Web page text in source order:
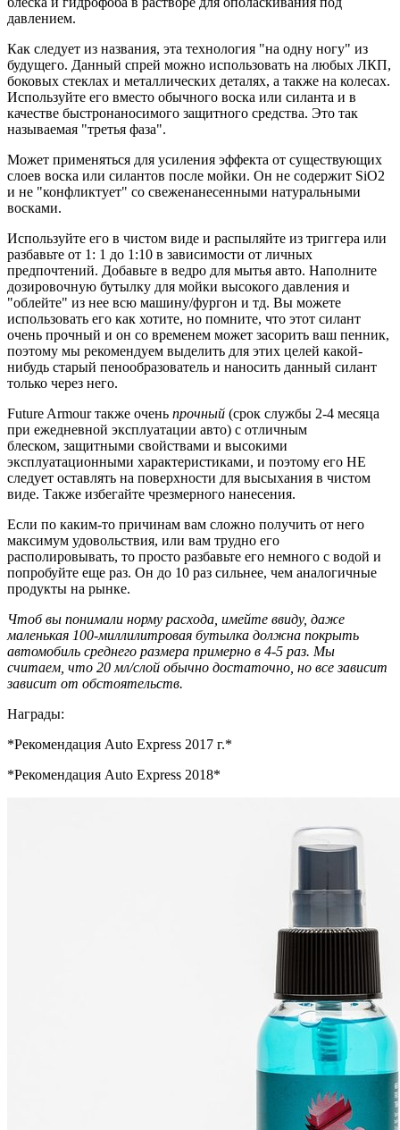
давлением.
Как следует из названия, эта технология "на одну ногу" из
будущего. Данный спрей можно использовать на любых ЛКП,
боковых стеклах и металлических деталях, а также на колесах.
Используйте его вместо обычного воска или силанта и в
качестве быстронаносимого защитного средства. Это так
называемая "третья фаза".
Может применяться для усиления эффекта от существующих
слоев воска или силантов после мойки. Он не содержит SiO2
и не "конфликтует" со свеженанесенными натуральными
восками.
Используйте его в чистом виде и распыляйте из триггера или
разбавьте от 1: 1 до 1:10 в зависимости от личных
предпочтений. Добавьте в ведро для мытья авто. Наполните
дозировочную бутылку для мойки высокого давления и
"облейте" из нее всю машину/фургон и тд. Вы можете
использовать его как хотите, но помните, что этот силант
очень прочный и он со временем может засорить ваш пенник,
поэтому мы рекомендуем выделить для этих целей какой-
нибудь старый пенообразователь и наносить данный силант
только через него.
Future Armour также очень прочный (срок службы 2-4 месяца
при ежедневной эксплуатации авто) с отличным
блеском, защитными свойствами и высокими
эксплуатационными характеристиками, и поэтому его НЕ
следует оставлять на поверхности для высыхания в чистом
виде. Также избегайте чрезмерного нанесения.
Если по каким-то причинам вам сложно получить от него
максимум удовольствия, или вам трудно его
располировывать, то просто разбавьте его немного с водой и
попробуйте еще раз. Он до 10 раз сильнее, чем аналогичные
продукты на рынке.
Чтоб вы понимали норму расхода, имейте ввиду, даже
маленькая 100-миллилитровая бутылка должна покрыть
автомобиль среднего размера примерно в 4-5 раз. Мы
считаем, что 20 мл/слой обычно достаточно, но все зависит
зависит от обстоятельств.
Награды:
*Рекомендация Auto Express 2017 г.*
*Рекомендация Auto Express 2018*